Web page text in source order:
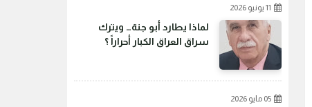
11 يونيو 2026
لماذا يطارد أبو جنة… ويترك
سراق العراق الكبار أحراراً ؟
05 مايو 2026